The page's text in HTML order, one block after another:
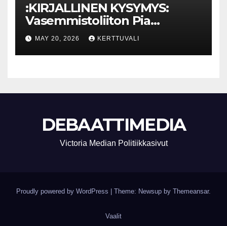
:KIRJALLINEN KYSYMYS:
Vasemmistoliiton Pia
Lohikoski: Missä viipyy Orpon
hallituksen drooniohjeistus
kunnille?
MAY 20, 2026 KERTTUVALI
DEBAATTIMEDIA
Victoria Median Politiikkasivut
Proudly powered by WordPress Theme: Newsup by Themeansar.
Vaalit